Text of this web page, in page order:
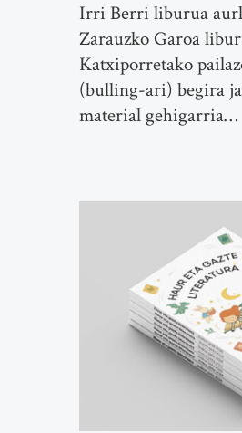
Irri Berri liburua
Zarauzko Garoa
Katxiporretako
(bulling-ari) begira
material gehigarria…